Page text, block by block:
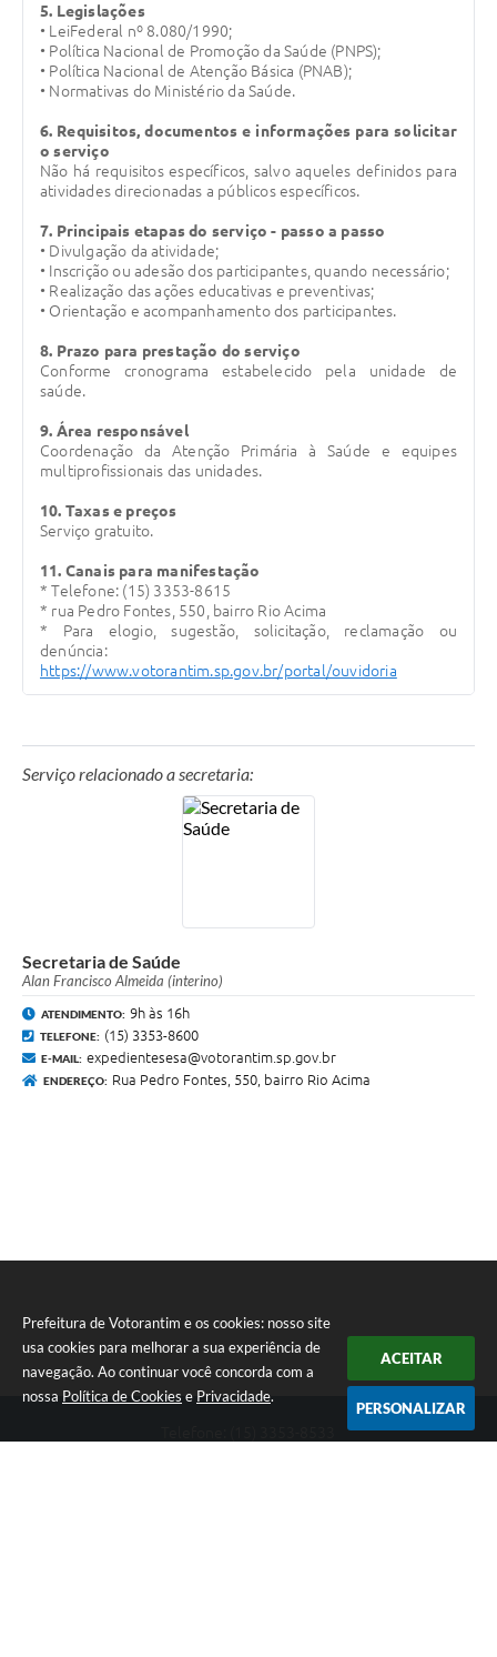
Prefeitura de Votorantim e os cookies: nosso site
usa cookies para melhorar a sua experiência de
navegação. Ao continuar você concorda com a
nossa Política de Cookies e Privacidade.
ACEITAR
PERSONALIZAR
5. Legislações
• LeiFederal nº 8.080/1990;
• Política Nacional de Promoção da Saúde (PNPS);
• Política Nacional de Atenção Básica (PNAB);
• Normativas do Ministério da Saúde.
6. Requisitos, documentos e informações para solicitar
o serviço
Não há requisitos específicos, salvo aqueles definidos para
atividades direcionadas a públicos específicos.
7. Principais etapas do serviço - passo a passo
• Divulgação da atividade;
• Inscrição ou adesão dos participantes, quando necessário;
• Realização das ações educativas e preventivas;
• Orientação e acompanhamento dos participantes.
8. Prazo para prestação do serviço
Conforme cronograma estabelecido pela unidade de
saúde.
9. Área responsável
Coordenação da Atenção Primária à Saúde e equipes
multiprofissionais das unidades.
10. Taxas e preços
Serviço gratuito.
11. Canais para manifestação
* Telefone: (15) 3353-8615
* rua Pedro Fontes, 550, bairro Rio Acima
* Para elogio, sugestão, solicitação, reclamação ou
denúncia:
https://www.votorantim.sp.gov.br/portal/ouvidoria
Serviço relacionado a secretaria:
Secretaria de Saúde
Alan Francisco Almeida (interino)
ATENDIMENTO: 9h às 16h
TELEFONE: (15) 3353-8600
E-MAIL: expedientesesa@votorantim.sp.gov.br
ENDEREÇO: Rua Pedro Fontes, 550, bairro Rio Acima